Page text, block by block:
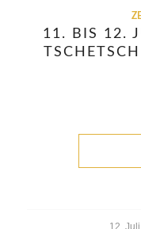
11. BIS 12.
12.